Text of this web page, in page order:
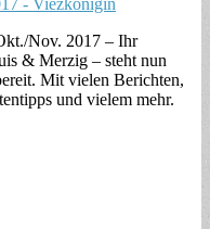
Nov. 2017 – Ihr
& Merzig – steht nun
Mit vielen Berichten,
und vielem mehr.